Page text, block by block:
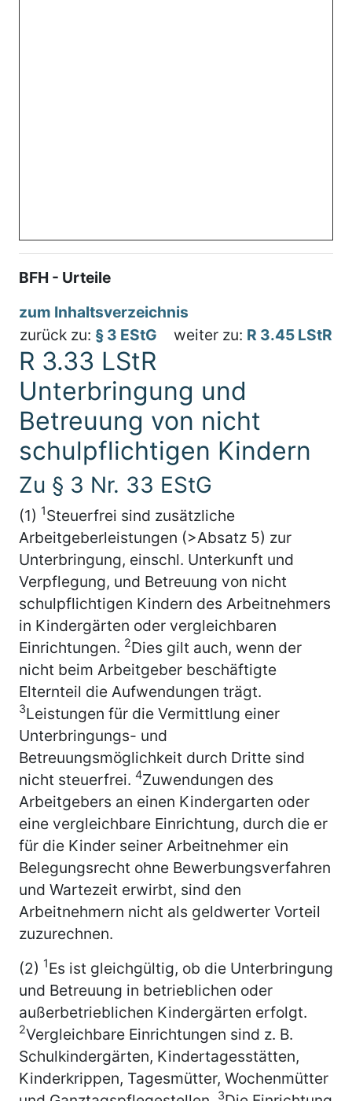
BFH - Urteile
zum Inhaltsverzeichnis
zurück zu: § 3 EStG weiter zu: R 3.45 LStR
R 3.33 LStR
Unterbringung und
Betreuung von nicht
schulpflichtigen Kindern
Zu § 3 Nr. 33 EStG
(1) 1Steuerfrei sind zusätzliche
Arbeitgeberleistungen (>Absatz 5) zur
Unterbringung, einschl. Unterkunft und
Verpflegung, und Betreuung von nicht
schulpflichtigen Kindern des Arbeitnehmers
in Kindergärten oder vergleichbaren
Einrichtungen. 2Dies gilt auch, wenn der
nicht beim Arbeitgeber beschäftigte
Elternteil die Aufwendungen trägt.
3Leistungen für die Vermittlung einer
Unterbringungs- und
Betreuungsmöglichkeit durch Dritte sind
nicht steuerfrei. 4Zuwendungen des
Arbeitgebers an einen Kindergarten oder
eine vergleichbare Einrichtung, durch die er
für die Kinder seiner Arbeitnehmer ein
Belegungsrecht ohne Bewerbungsverfahren
und Wartezeit erwirbt, sind den
Arbeitnehmern nicht als geldwerter Vorteil
zuzurechnen.
(2) 1Es ist gleichgültig, ob die Unterbringung
und Betreuung in betrieblichen oder
außerbetrieblichen Kindergärten erfolgt.
2Vergleichbare Einrichtungen sind z. B.
Schulkindergärten, Kindertagesstätten,
Kinderkrippen, Tagesmütter, Wochenmütter
3